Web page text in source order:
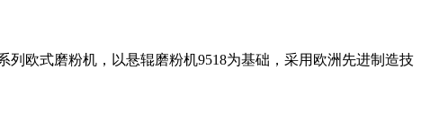
欧式磨粉机，以悬辊磨粉机9518为基础，采用欧洲先进制造技